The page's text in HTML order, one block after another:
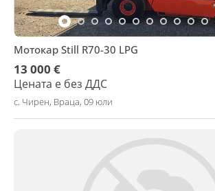
Мотокар Still R70-30 LPG
13 000 €
Цената е без ДДС
с. Чирен, Враца, 09 юли